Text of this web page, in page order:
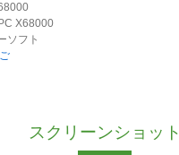
X68000
ソフト
スクリーンショット